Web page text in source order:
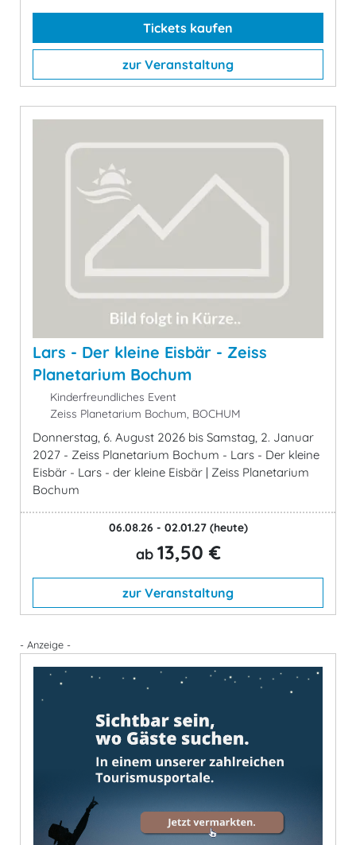
Tickets kaufen
zur Veranstaltung
Lars - Der kleine Eisbär - Zeiss
Planetarium Bochum
Kinderfreundliches Event
Zeiss Planetarium Bochum, BOCHUM
Donnerstag, 6. August 2026 bis Samstag, 2. Januar
2027 - Zeiss Planetarium Bochum - Lars - Der kleine
Eisbär - Lars - der kleine Eisbär | Zeiss Planetarium
Bochum
06.08.26 - 02.01.27 (heute)
ab 13,50 €
zur Veranstaltung
- Anzeige -